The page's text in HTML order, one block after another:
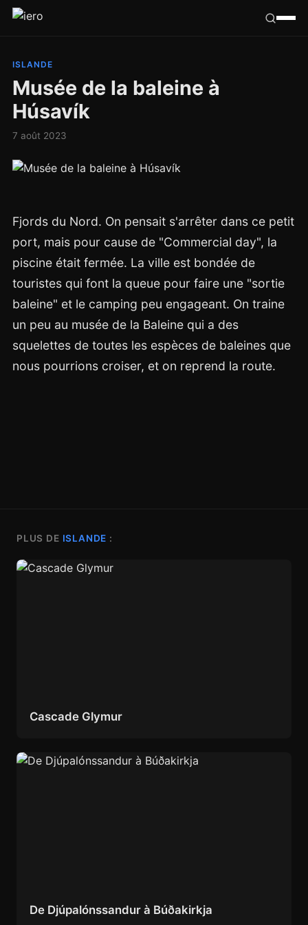
Congo
Ailleurs
Tribu
ISLANDE
Musée de la baleine à
Húsavík
7 août 2023
Fjords du Nord. On pensait s'arrêter dans ce petit
port, mais pour cause de "Commercial day", la
piscine était fermée. La ville est bondée de
touristes qui font la queue pour faire une "sortie
baleine" et le camping peu engageant. On traine
un peu au musée de la Baleine qui a des
squelettes de toutes les espèces de baleines que
nous pourrions croiser, et on reprend la route.
PLUS DE ISLANDE :
Cascade Glymur
De Djúpalónssandur à Búðakirkja